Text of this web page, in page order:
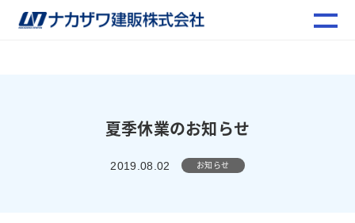
夏季休業のお知らせ
2019.08.02 お知らせ